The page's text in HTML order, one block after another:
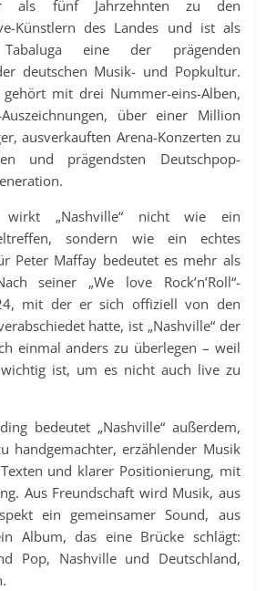
als fünf Jahrzehnten zu den
Künstlern des Landes und ist als
eine der prägenden
deutschen Musik- und Popkultur.
gehört mit drei Nummer-eins-Alben,
über einer Million
ausverkauften Arena-Konzerten zu
und prägendsten Deutschpop-
wirkt „Nashville“ nicht wie ein
sondern wie ein echtes
Peter Maffay bedeutet es mehr als
seiner „We love Rock’n’Roll“-
mit der er sich offiziell von den
hatte, ist „Nashville“ der
einmal anders zu überlegen – weil
ist, um es nicht auch live zu
bedeutet „Nashville“ außerdem,
handgemachter, erzählender Musik
und klarer Positionierung, mit
Aus Freundschaft wird Musik, aus
ein gemeinsamer Sound, aus
Album, das eine Brücke schlägt:
Pop, Nashville und Deutschland,